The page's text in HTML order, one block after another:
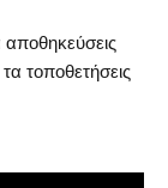
τοποθετήσεις